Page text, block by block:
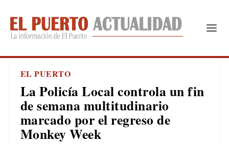
EL PUERTO
La Policía Local controla un fin
de semana multitudinario
marcado por el regreso de
Monkey Week